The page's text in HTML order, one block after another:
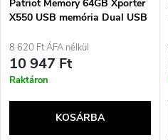
Patriot Memory 64GB Xporter
X550 USB memória Dual USB
kék
8 620 Ft ÁFA nélkül
10 947 Ft
Raktáron
KOSÁRBA